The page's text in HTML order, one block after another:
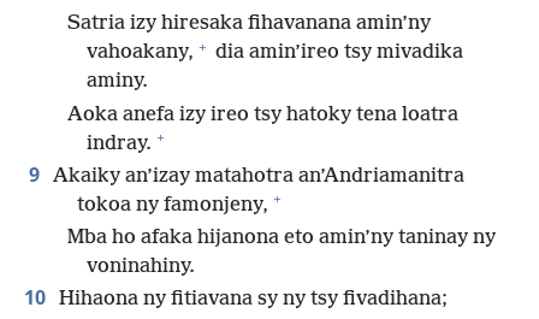
Satria izy hiresaka fihavanana amin’ny
vahoakany, + dia amin’ireo tsy mivadika
aminy.
Aoka anefa izy ireo tsy hatoky tena loatra
indray. +
9 Akaiky an’izay matahotra an’Andriamanitra
tokoa ny famonjeny, +
Mba ho afaka hijanona eto amin’ny taninay ny
voninahiny.
10 Hihaona ny fitiavana sy ny tsy fivadihana;